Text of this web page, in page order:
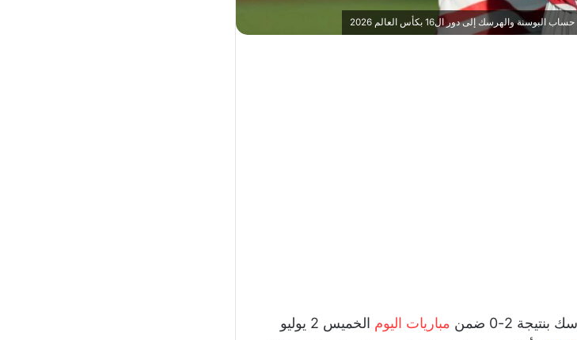
والهرسك إلى دور ال16 بكأس العالم 2026
2-0 ضمن مباريات اليوم
الخميس 2 يوليو